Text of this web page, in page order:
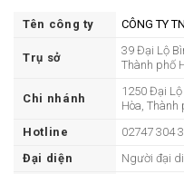
Tên công ty CÔNG TY
Trụ sở
39 Đại Lộ
Thành phố
Chi nhánh
1250 Đại
Hòa, Thành
Hotline
02747 304
Đại diện
Người đại